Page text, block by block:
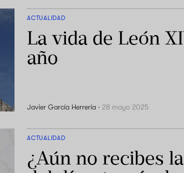
ACTUALIDAD
La vida de León
año
Javier García Herrería · 28 mayo 2025
ACTUALIDAD
¿Aún no recibes